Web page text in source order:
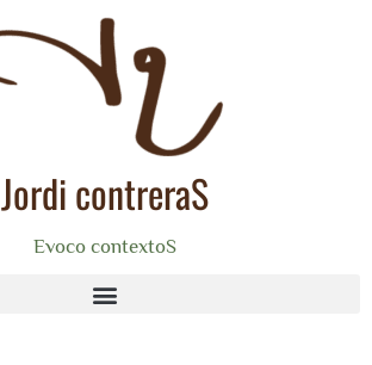
Jordi contreraS
Evoco contextoS